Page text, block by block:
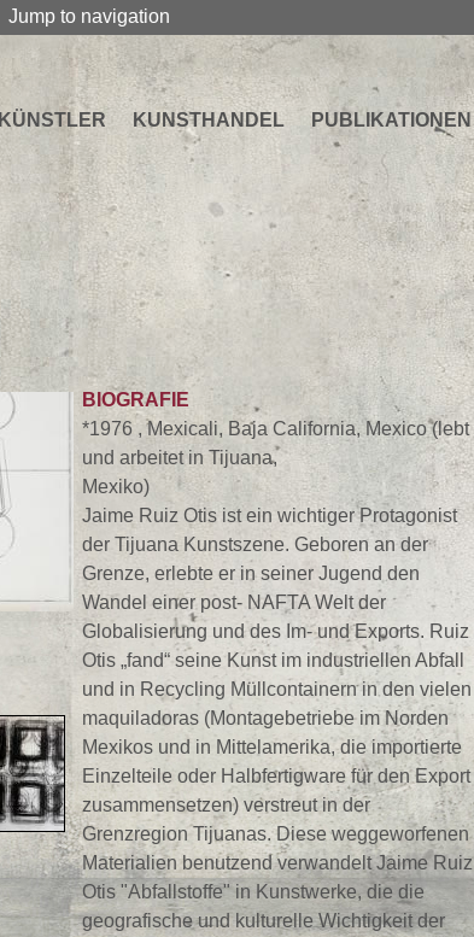
Jump to navigation
KÜNSTLER KUNSTHANDEL PUBLIKATIONEN
BIOGRAFIE
*1976 , Mexicali, Baja California, Mexico (lebt
und arbeitet in Tijuana,
Mexiko)
Jaime Ruiz Otis ist ein wichtiger Protagonist
der Tijuana Kunstszene. Geboren an der
Grenze, erlebte er in seiner Jugend den
Wandel einer post- NAFTA Welt der
Globalisierung und des Im- und Exports. Ruiz
Otis „fand“ seine Kunst im industriellen Abfall
und in Recycling Müllcontainern in den vielen
maquiladoras (Montagebetriebeim Norden
Mexikos und in Mittelamerika, die importierte
Einzelteile oder Halbfertigware für denExport
zusammensetzen) verstreut in der
Grenzregion Tijuanas. Diese weggeworfenen
Materialien benutzend verwandelt Jaime Ruiz
Otis "Abfallstoffe" in Kunstwerke, die die
geografische und kulturelle Wichtigkeit der